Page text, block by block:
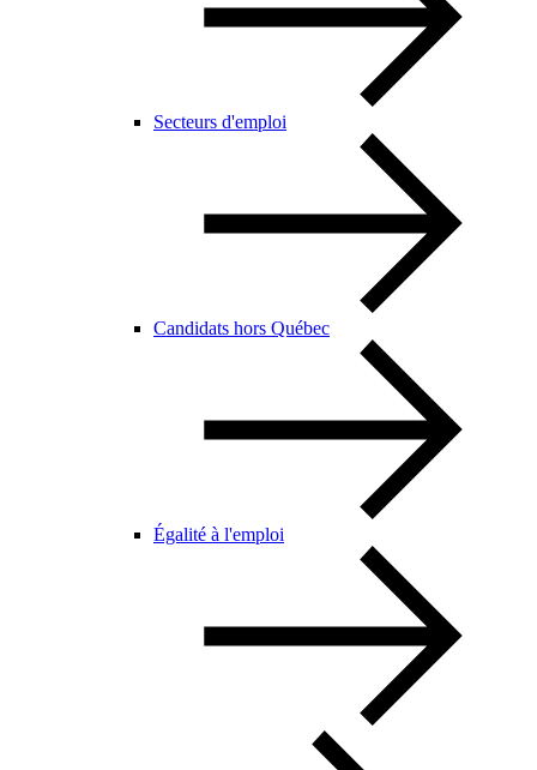
Secteurs d'emploi
Candidats hors Québec
Égalité à l'emploi